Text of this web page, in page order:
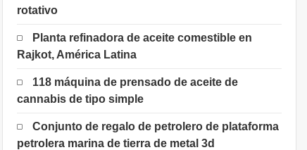
rotativo
Planta refinadora de aceite comestible en
Rajkot, América Latina
118 máquina de prensado de aceite de
cannabis de tipo simple
Conjunto de regalo de petrolero de plataforma
petrolera marina de tierra de metal 3d